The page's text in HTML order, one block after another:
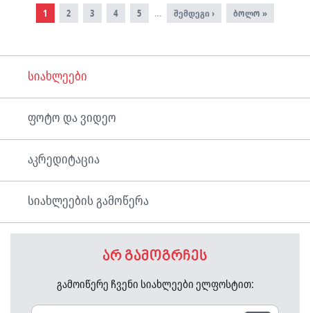
Pagination
Current
page
1 Page
2 Page
3 Page
4 Page
5 …
Next
page
შემდეგი ›
Last
page
ბოლო »
სიახლეები
ფოტო და ვიდეო
აკრედიტაცია
სიახლეების გამოწერა
არ გამოგრჩეს
გამოიწერე ჩვენი სიახლეები ელფოსტით: